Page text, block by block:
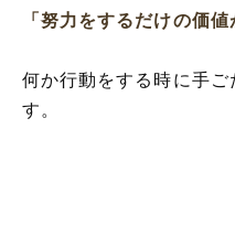
「努力をするだけの価値
何か行動をする時に手ご
す。